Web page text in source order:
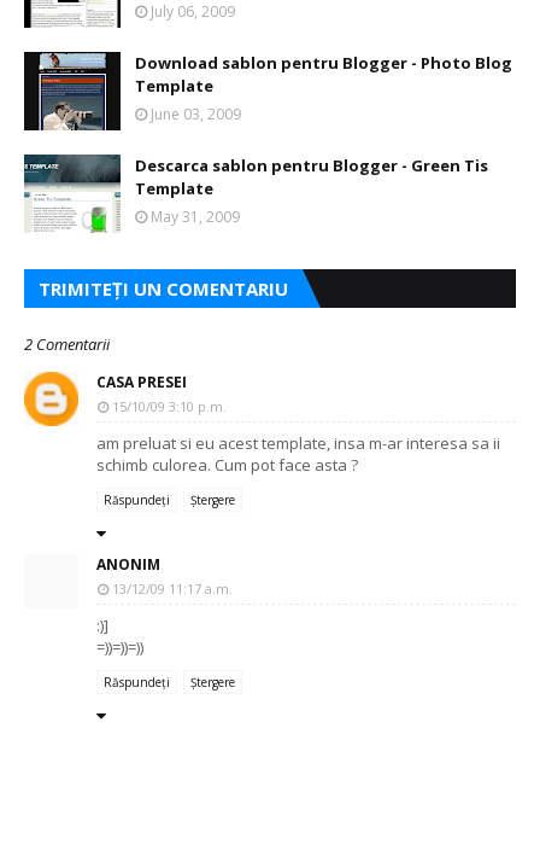
July 06, 2009
Download sablon pentru Blogger - Photo Blog
Template
June 03, 2009
Descarca sablon pentru Blogger - Green Tis
Template
May 31, 2009
TRIMITEȚI UN COMENTARIU
2 Comentarii
CASA PRESEI
15/10/09 3:10 p.m.
am preluat si eu acest template, insa m-ar interesa sa ii
schimb culorea. Cum pot face asta ?
Răspundeți Ștergere
ANONIM
13/12/09 11:17 a.m.
:)]
=))=))=))
Răspundeți Ștergere